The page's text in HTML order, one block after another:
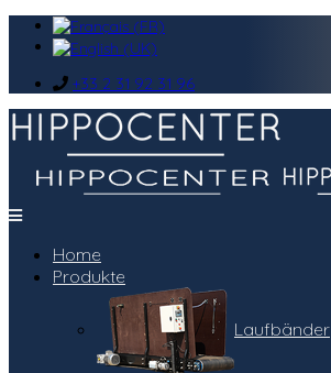
+33 2 31 92 31 96
Home
Produkte
Laufbänder